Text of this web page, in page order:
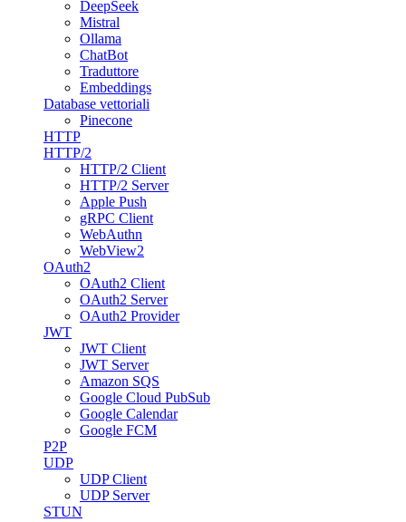
DeepSeek
Mistral
Ollama
ChatBot
Traduttore
Embeddings
Database vettoriali
Pinecone
HTTP
HTTP/2
HTTP/2 Client
HTTP/2 Server
Apple Push
gRPC Client
WebAuthn
WebView2
OAuth2
OAuth2 Client
OAuth2 Server
OAuth2 Provider
JWT
JWT Client
JWT Server
Amazon SQS
Google Cloud PubSub
Google Calendar
Google FCM
P2P
UDP
UDP Client
UDP Server
STUN